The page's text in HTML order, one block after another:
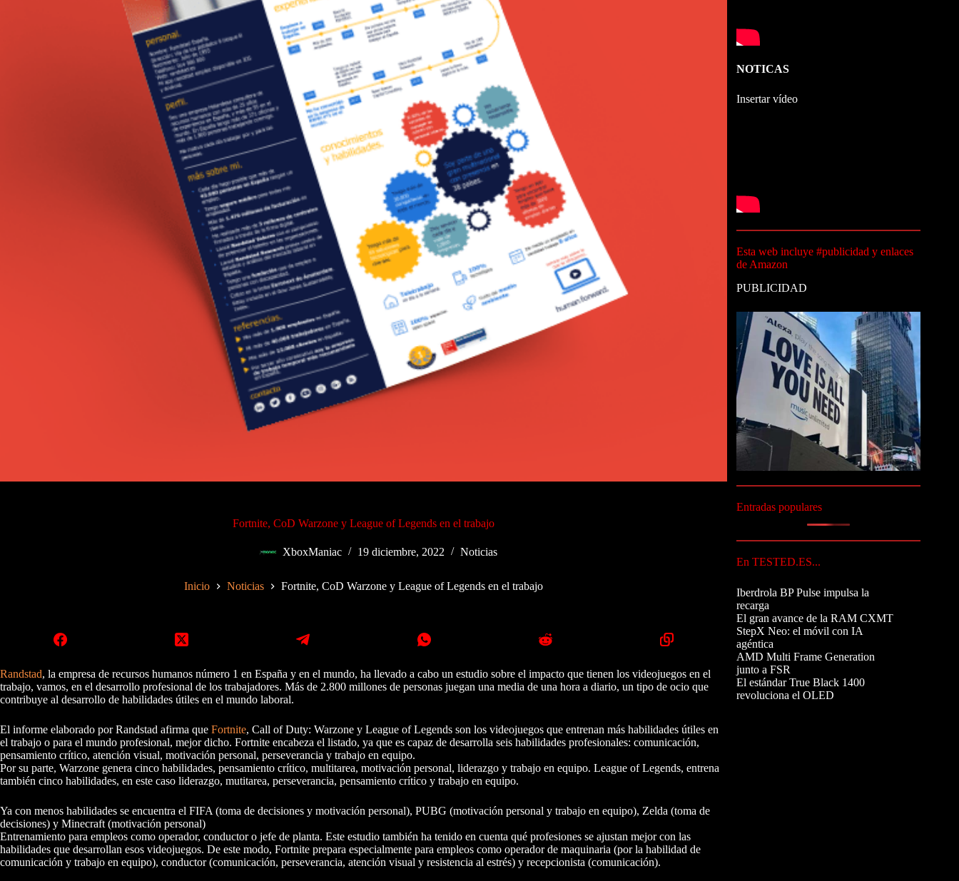
Fortnite, CoD Warzone y League of Legends en el trabajo
XboxManiac 19 diciembre, 2022 Noticias
Inicio Noticias Fortnite, CoD Warzone y League of Legends en el trabajo
Randstad, la empresa de recursos humanos número 1 en España y en el mundo, ha llevado a cabo un estudio sobre el impacto que tienen los videojuegos en el
trabajo, vamos, en el desarrollo profesional de los trabajadores. Más de 2.800 millones de personas juegan una media de una hora a diario, un tipo de ocio que
contribuye al desarrollo de habilidades útiles en el mundo laboral.
El informe elaborado por Randstad afirma que Fortnite, Call of Duty: Warzone y League of Legends son los videojuegos que entrenan más habilidades útiles en
el trabajo o para el mundo profesional, mejor dicho. Fortnite encabeza el listado, ya que es capaz de desarrolla seis habilidades profesionales: comunicación,
pensamiento crítico, atención visual, motivación personal, perseverancia y trabajo en equipo.
Por su parte, Warzone genera cinco habilidades, pensamiento crítico, multitarea, motivación personal, liderazgo y trabajo en equipo. League of Legends, entrena
también cinco habilidades, en este caso liderazgo, mutitarea, perseverancia, pensamiento crítico y trabajo en equipo.
Ya con menos habilidades se encuentra el FIFA (toma de decisiones y motivación personal), PUBG (motivación personal y trabajo en equipo), Zelda (toma de
decisiones) y Minecraft (motivación personal)
Entrenamiento para empleos como operador, conductor o jefe de planta. Este estudio también ha tenido en cuenta qué profesiones se ajustan mejor con las
habilidades que desarrollan esos videojuegos. De este modo, Fortnite prepara especialmente para empleos como operador de maquinaria (por la habilidad de
comunicación y trabajo en equipo), conductor (comunicación, perseverancia, atención visual y resistencia al estrés) y recepcionista (comunicación).
NOTICAS
Insertar vídeo
Esta web incluye #publicidad y enlaces
de Amazon
PUBLICIDAD
Entradas populares
En TESTED.ES...
Iberdrola BP Pulse impulsa la
recarga
El gran avance de la RAM CXMT
StepX Neo: el móvil con IA
agéntica
AMD Multi Frame Generation
junto a FSR
El estándar True Black 1400
revoluciona el OLED